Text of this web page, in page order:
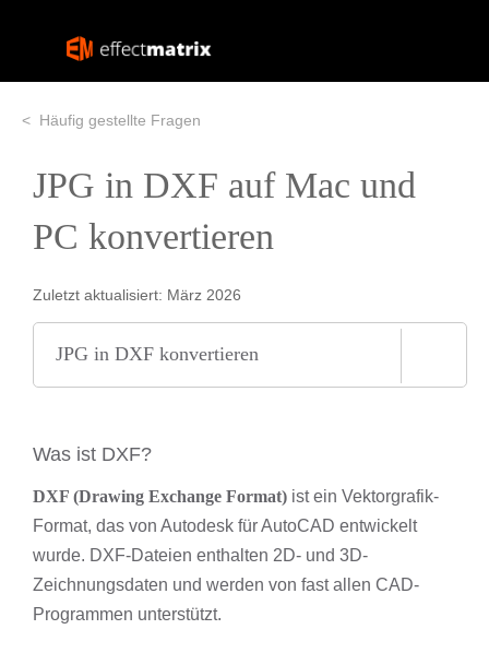
Häufig gestellte Fragen
JPG in DXF auf Mac und
PC konvertieren
Zuletzt aktualisiert: März 2026
JPG in DXF konvertieren
Was ist DXF?
DXF (Drawing Exchange Format) ist ein Vektorgrafik-
Format, das von Autodesk für AutoCAD entwickelt
wurde. DXF-Dateien enthalten 2D- und 3D-
Zeichnungsdaten und werden von fast allen CAD-
Programmen unterstützt.